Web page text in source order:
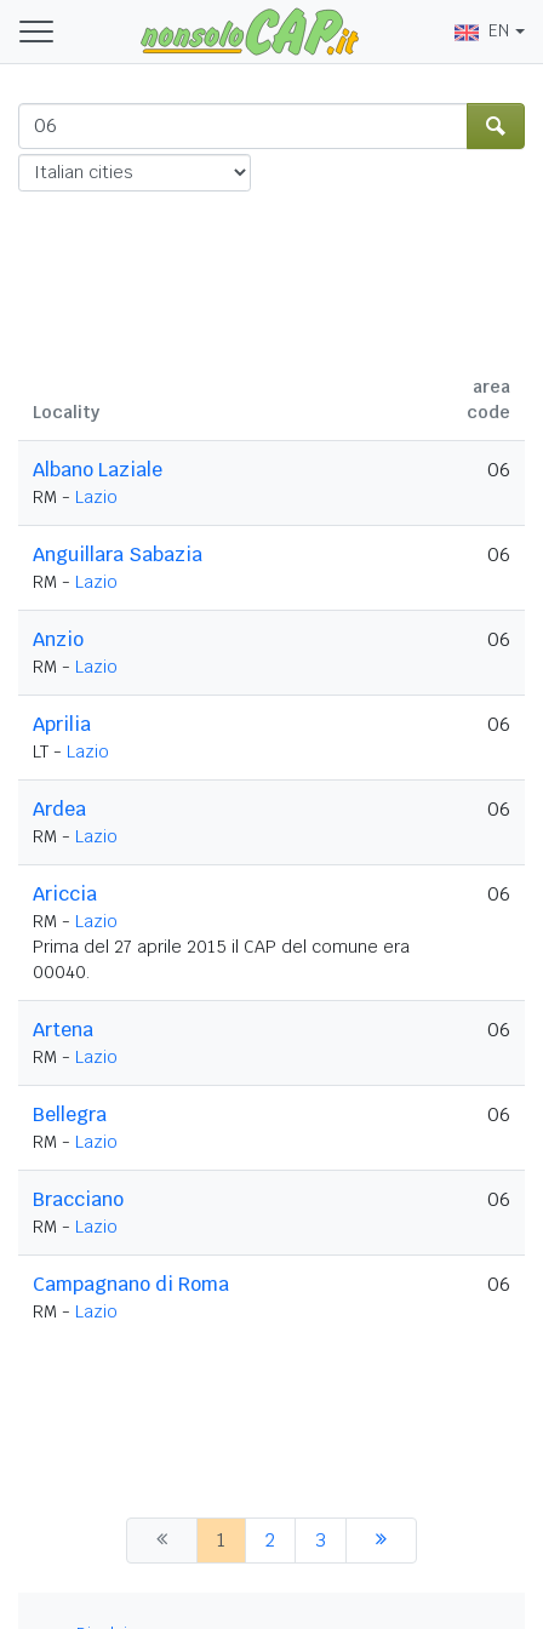
EN
Locality
area
code
Albano Laziale
RM - Lazio
06
Anguillara Sabazia
RM - Lazio
06
Anzio
RM - Lazio
06
Aprilia
LT - Lazio
06
Ardea
RM - Lazio
06
Ariccia
RM - Lazio
Prima del 27 aprile 2015 il CAP del comune era
00040.
06
Artena
RM - Lazio
06
Bellegra
RM - Lazio
06
Bracciano
RM - Lazio
06
Campagnano di Roma
RM - Lazio
06
1 2 3